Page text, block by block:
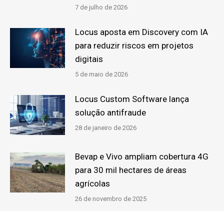
7 de julho de 2026
Locus aposta em Discovery com IA
para reduzir riscos em projetos
digitais
5 de maio de 2026
Locus Custom Software lança
solução antifraude
28 de janeiro de 2026
Bevap e Vivo ampliam cobertura 4G
para 30 mil hectares de áreas
agrícolas
26 de novembro de 2025